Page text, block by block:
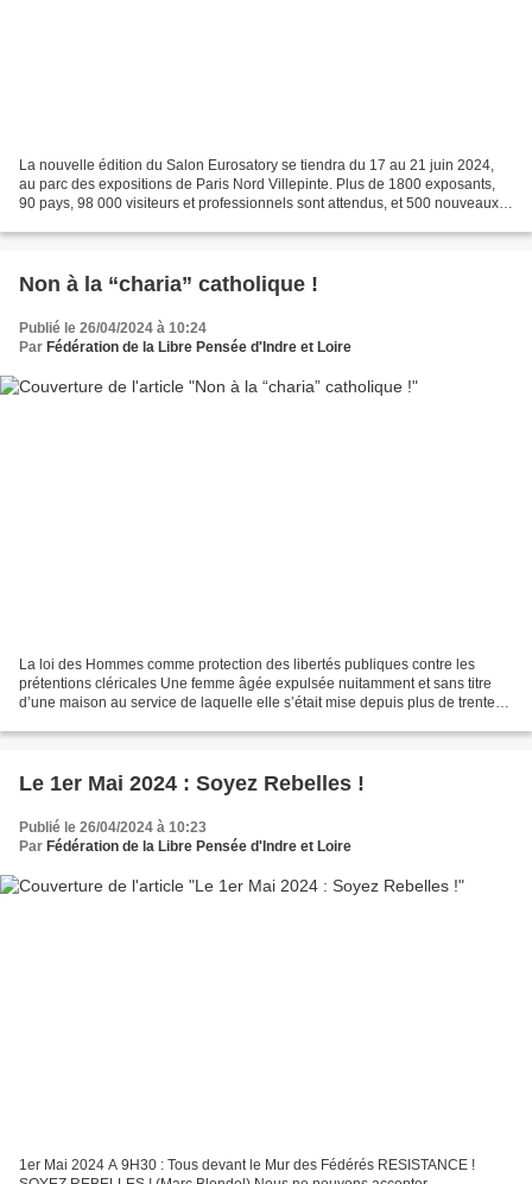
La nouvelle édition du Salon Eurosatory se tiendra du 17 au 21 juin 2024,
au parc des expositions de Paris Nord Villepinte. Plus de 1800 exposants,
90 pays, 98 000 visiteurs et professionnels sont attendus, et 500 nouveaux
Non à la “charia” catholique !
Publié le 26/04/2024 à 10:24
Par Fédération de la Libre Pensée d'Indre et Loire
La loi des Hommes comme protection des libertés publiques contre les
prétentions cléricales Une femme âgée expulsée nuitamment et sans titre
d’une maison au service de laquelle elle s’était mise depuis plus de trente
Le 1er Mai 2024 : Soyez Rebelles !
Publié le 26/04/2024 à 10:23
Par Fédération de la Libre Pensée d'Indre et Loire
1er Mai 2024 A 9H30 : Tous devant le Mur des Fédérés RESISTANCE !